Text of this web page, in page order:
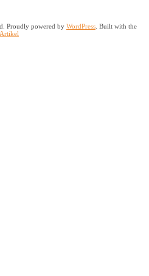
Proudly powered by WordPress . Built with the